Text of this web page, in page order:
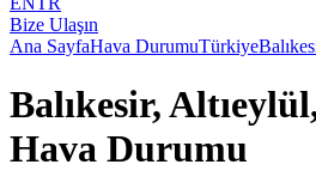
Bize Ulaşın
Ana SayfaHava DurumuTürkiye
Balıkesir,
Hava Durumu